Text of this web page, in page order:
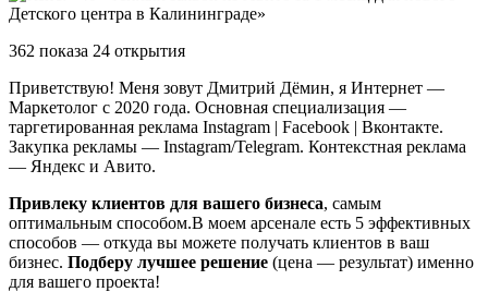
362 показа 24 открытия
Приветствую! Меня зовут Дмитрий Дёмин, я Интернет —
Маркетолог с 2020 года. Основная специализация —
таргетированная реклама Instagram | Facebook | Вконтакте.
Закупка рекламы — Instagram/Telegram. Контекстная реклама
— Яндекс и Авито.
Привлеку клиентов для вашего бизнеса, самым
оптимальным способом.В моем арсенале есть 5 эффективных
способов — откуда вы можете получать клиентов в ваш
бизнес. Подберу лучшее решение (цена — результат) именно
для вашего проекта!